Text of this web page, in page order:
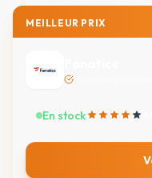
MEILLEUR PRIX
En stock